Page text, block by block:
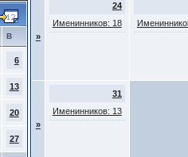
В
6
13
20
27
»
24
Именинников: 18
»
31
Именинников: 13